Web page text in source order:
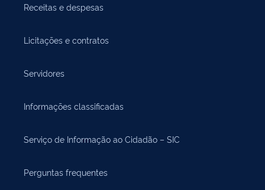
Receitas e despesas
Licitações e contratos
Servidores
Informações classificadas
Serviço de Informação ao Cidadão – SIC
Perguntas frequentes